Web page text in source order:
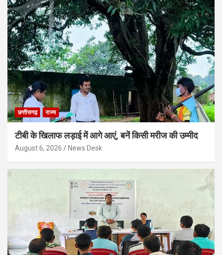
छत्तीसगढ़ राज्य
टीबी के खिलाफ लड़ाई में आगे आएं, बनें किसी मरीज की उम्मीद
August 6, 2026 News Desk